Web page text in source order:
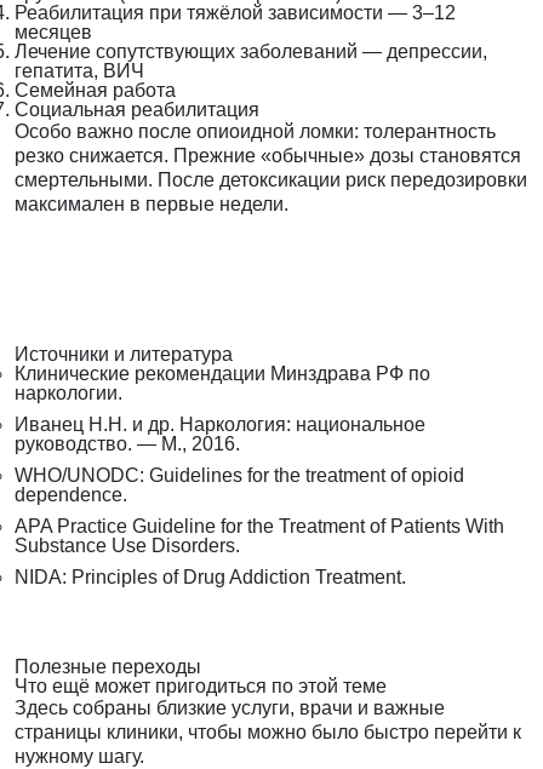
Реабилитация при тяжёлой зависимости — 3–12
месяцев
Лечение сопутствующих заболеваний — депрессии,
гепатита, ВИЧ
Семейная работа
Социальная реабилитация
Особо важно после опиоидной ломки: толерантность
резко снижается. Прежние «обычные» дозы становятся
смертельными. После детоксикации риск передозировки
максимален в первые недели.
Источники и литература
Клинические рекомендации Минздрава РФ по
наркологии.
Иванец Н.Н. и др. Наркология: национальное
руководство. — М., 2016.
WHO/UNODC: Guidelines for the treatment of opioid
dependence.
APA Practice Guideline for the Treatment of Patients With
Substance Use Disorders.
NIDA: Principles of Drug Addiction Treatment.
Полезные переходы
Что ещё может пригодиться по этой теме
Здесь собраны близкие услуги, врачи и важные
страницы клиники, чтобы можно было быстро перейти к
нужному шагу.